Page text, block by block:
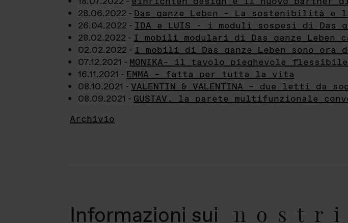
28.06.2022 - Das ganze Leben - La sostenibilità e
26.04.2022 - IDA e LUIS - i moduli sospesi di Das
28.02.2022 - I mobili modulari di Das ganze Leben
02.02.2022 - I mobili di Das ganze Leben sono ora
07.12.2021 - MONIKA– il tavolo pieghevole flessibile
16.11.2021 - EMMA – fatta per tutta la vita
08.10.2021 - VALENTIN & VALENTINA – due letti da
08.09.2021 - GUSTAV, la parete multifunzionale
Archivio
Informazioni sui